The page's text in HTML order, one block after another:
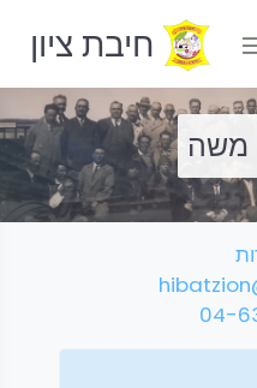
חיבת ציון
משה
04-